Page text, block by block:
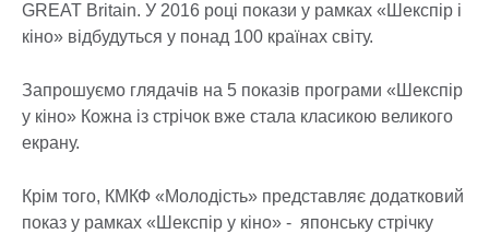
GREAT Britain. У 2016 році покази у рамках «Шекспір і
кіно» відбудуться у понад 100 країнах світу.
Запрошуємо глядачів на 5 показів програми «Шекспір
у кіно» Кожна із стрічок вже стала класикою великого
екрану.
Крім того, КМКФ «Молодість» представляє додатковий
показ у рамках «Шекспір у кіно» - японську стрічку